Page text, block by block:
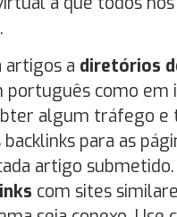
artigos a diretórios
português como em
algum tráfego e
para as
artigo submetido.
com sites